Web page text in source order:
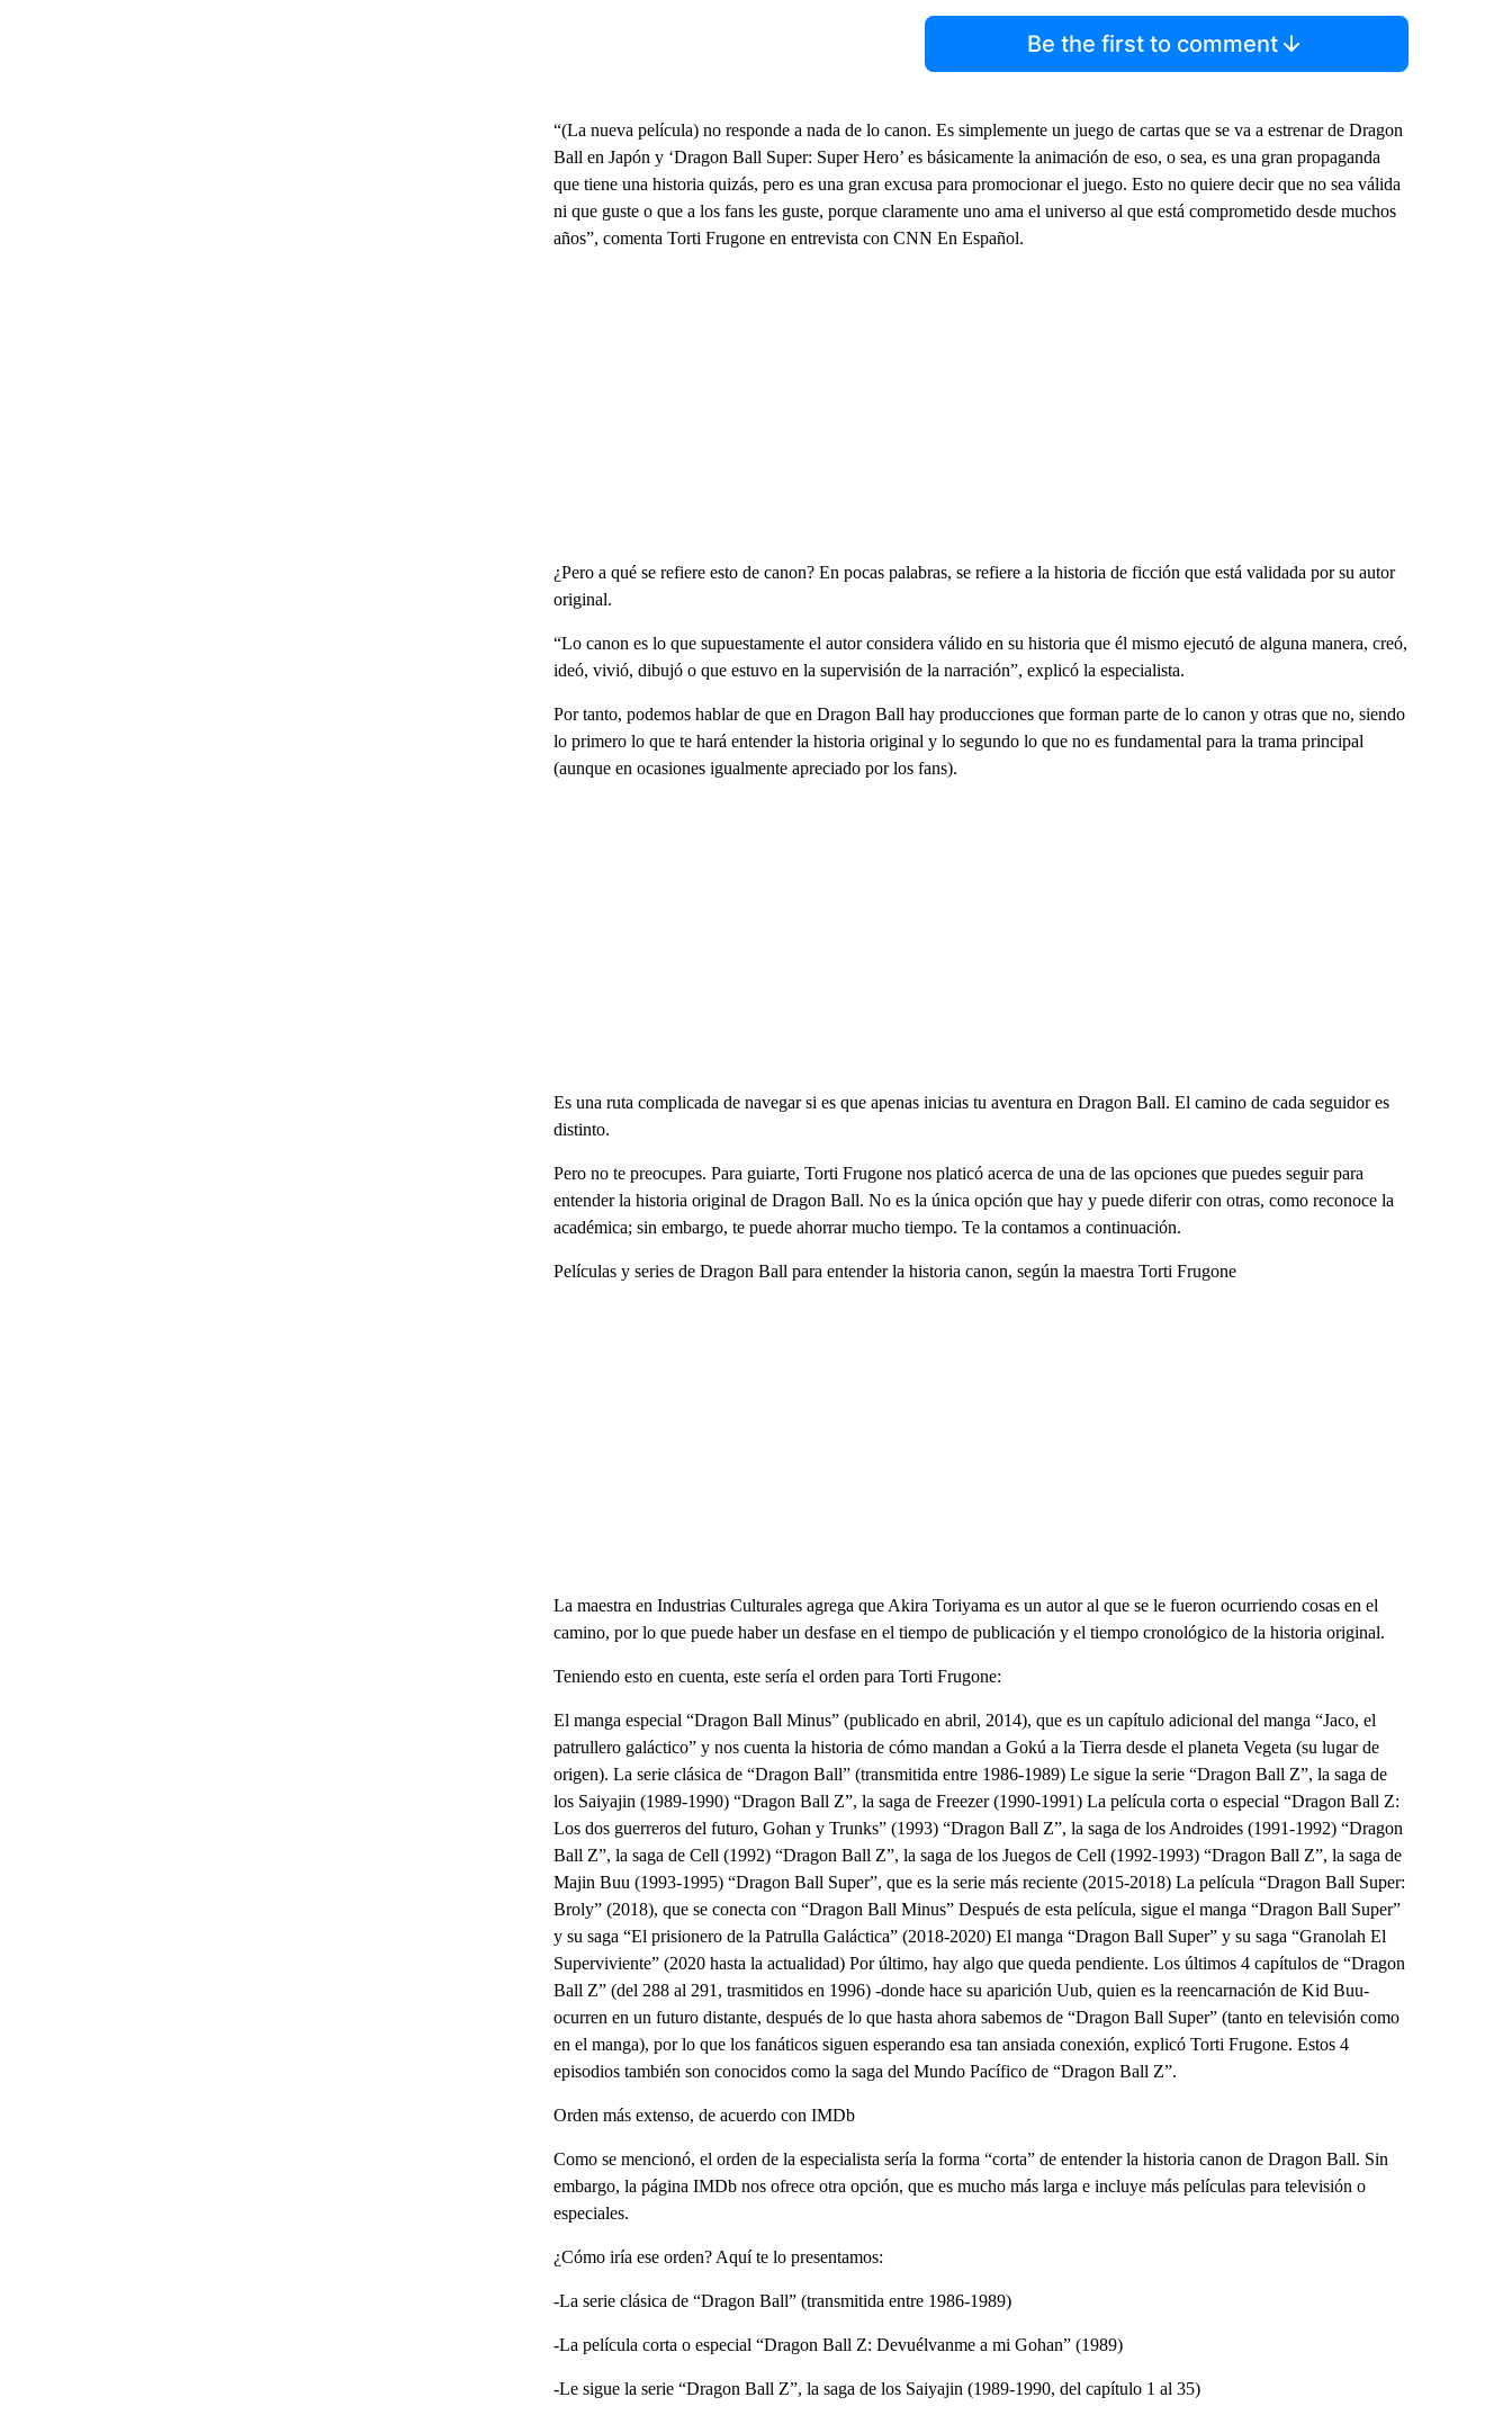
Be the first to comment
“(La nueva película) no responde a nada de lo canon. Es simplemente un juego de cartas que se va a estrenar de Dragon
Ball en Japón y ‘Dragon Ball Super: Super Hero’ es básicamente la animación de eso, o sea, es una gran propaganda
que tiene una historia quizás, pero es una gran excusa para promocionar el juego. Esto no quiere decir que no sea válida
ni que guste o que a los fans les guste, porque claramente uno ama el universo al que está comprometido desde muchos
años”, comenta Torti Frugone en entrevista con CNN En Español.
¿Pero a qué se refiere esto de canon? En pocas palabras, se refiere a la historia de ficción que está validada por su autor
original.
“Lo canon es lo que supuestamente el autor considera válido en su historia que él mismo ejecutó de alguna manera, creó,
ideó, vivió, dibujó o que estuvo en la supervisión de la narración”, explicó la especialista.
Por tanto, podemos hablar de que en Dragon Ball hay producciones que forman parte de lo canon y otras que no, siendo
lo primero lo que te hará entender la historia original y lo segundo lo que no es fundamental para la trama principal
(aunque en ocasiones igualmente apreciado por los fans).
Es una ruta complicada de navegar si es que apenas inicias tu aventura en Dragon Ball. El camino de cada seguidor es
distinto.
Pero no te preocupes. Para guiarte, Torti Frugone nos platicó acerca de una de las opciones que puedes seguir para
entender la historia original de Dragon Ball. No es la única opción que hay y puede diferir con otras, como reconoce la
académica; sin embargo, te puede ahorrar mucho tiempo. Te la contamos a continuación.
Películas y series de Dragon Ball para entender la historia canon, según la maestra Torti Frugone
La maestra en Industrias Culturales agrega que Akira Toriyama es un autor al que se le fueron ocurriendo cosas en el
camino, por lo que puede haber un desfase en el tiempo de publicación y el tiempo cronológico de la historia original.
Teniendo esto en cuenta, este sería el orden para Torti Frugone:
El manga especial “Dragon Ball Minus” (publicado en abril, 2014), que es un capítulo adicional del manga “Jaco, el
patrullero galáctico” y nos cuenta la historia de cómo mandan a Gokú a la Tierra desde el planeta Vegeta (su lugar de
origen). La serie clásica de “Dragon Ball” (transmitida entre 1986-1989) Le sigue la serie “Dragon Ball Z”, la saga de
los Saiyajin (1989-1990) “Dragon Ball Z”, la saga de Freezer (1990-1991) La película corta o especial “Dragon Ball Z:
Los dos guerreros del futuro, Gohan y Trunks” (1993) “Dragon Ball Z”, la saga de los Androides (1991-1992) “Dragon
Ball Z”, la saga de Cell (1992) “Dragon Ball Z”, la saga de los Juegos de Cell (1992-1993) “Dragon Ball Z”, la saga de
Majin Buu (1993-1995) “Dragon Ball Super”, que es la serie más reciente (2015-2018) La película “Dragon Ball Super:
Broly” (2018), que se conecta con “Dragon Ball Minus” Después de esta película, sigue el manga “Dragon Ball Super”
y su saga “El prisionero de la Patrulla Galáctica” (2018-2020) El manga “Dragon Ball Super” y su saga “Granolah El
Superviviente” (2020 hasta la actualidad) Por último, hay algo que queda pendiente. Los últimos 4 capítulos de “Dragon
Ball Z” (del 288 al 291, trasmitidos en 1996) -donde hace su aparición Uub, quien es la reencarnación de Kid Buu-
ocurren en un futuro distante, después de lo que hasta ahora sabemos de “Dragon Ball Super” (tanto en televisión como
en el manga), por lo que los fanáticos siguen esperando esa tan ansiada conexión, explicó Torti Frugone. Estos 4
episodios también son conocidos como la saga del Mundo Pacífico de “Dragon Ball Z”.
Orden más extenso, de acuerdo con IMDb
Como se mencionó, el orden de la especialista sería la forma “corta” de entender la historia canon de Dragon Ball. Sin
embargo, la página IMDb nos ofrece otra opción, que es mucho más larga e incluye más películas para televisión o
especiales.
¿Cómo iría ese orden? Aquí te lo presentamos:
-La serie clásica de “Dragon Ball” (transmitida entre 1986-1989)
-La película corta o especial “Dragon Ball Z: Devuélvanme a mi Gohan” (1989)
-Le sigue la serie “Dragon Ball Z”, la saga de los Saiyajin (1989-1990, del capítulo 1 al 35)